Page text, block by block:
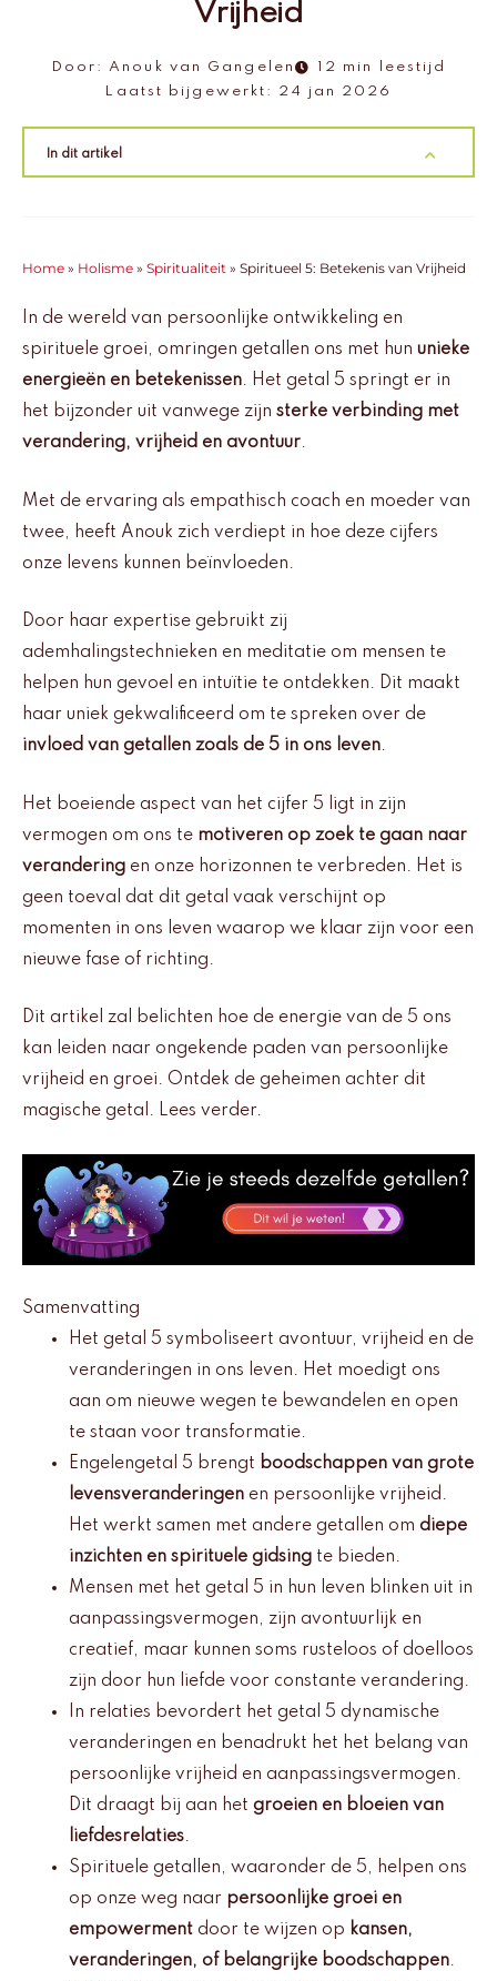
Vrijheid
Door: Anouk van Gangelen
12 min leestijd
Laatst bijgewerkt:
24 jan 2026
In dit artikel
Home » Holisme » Spiritualiteit » Spiritueel 5: Betekenis van Vrijheid
In de wereld van persoonlijke ontwikkeling en
spirituele groei, omringen getallen ons met hun unieke
energieën en betekenissen. Het getal 5 springt er in
het bijzonder uit vanwege zijn sterke verbinding met
verandering, vrijheid en avontuur.
Met de ervaring als empathisch coach en moeder van
twee, heeft Anouk zich verdiept in hoe deze cijfers
onze levens kunnen beïnvloeden.
Door haar expertise gebruikt zij
ademhalingstechnieken en meditatie om mensen te
helpen hun gevoel en intuïtie te ontdekken. Dit maakt
haar uniek gekwalificeerd om te spreken over de
invloed van getallen zoals de 5 in ons leven.
Het boeiende aspect van het cijfer 5 ligt in zijn
vermogen om ons te motiveren op zoek te gaan naar
verandering en onze horizonnen te verbreden. Het is
geen toeval dat dit getal vaak verschijnt op
momenten in ons leven waarop we klaar zijn voor een
nieuwe fase of richting.
Dit artikel zal belichten hoe de energie van de 5 ons
kan leiden naar ongekende paden van persoonlijke
vrijheid en groei. Ontdek de geheimen achter dit
magische getal. Lees verder.
Samenvatting
Het getal 5 symboliseert avontuur, vrijheid en de
veranderingen in ons leven. Het moedigt ons
aan om nieuwe wegen te bewandelen en open
te staan voor transformatie.
Engelengetal 5 brengt boodschappen van grote
levensveranderingen en persoonlijke vrijheid.
Het werkt samen met andere getallen om diepe
inzichten en spirituele gidsing te bieden.
Mensen met het getal 5 in hun leven blinken uit in
aanpassingsvermogen, zijn avontuurlijk en
creatief, maar kunnen soms rusteloos of doelloos
zijn door hun liefde voor constante verandering.
In relaties bevordert het getal 5 dynamische
veranderingen en benadrukt het het belang van
persoonlijke vrijheid en aanpassingsvermogen.
Dit draagt bij aan het groeien en bloeien van
liefdesrelaties.
Spirituele getallen, waaronder de 5, helpen ons
op onze weg naar persoonlijke groei en
empowerment door te wijzen op kansen,
veranderingen, of belangrijke boodschappen.